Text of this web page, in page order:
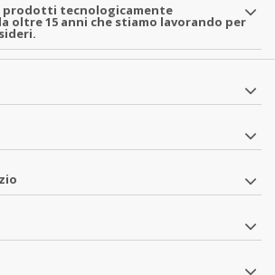
prodotti tecnologicamente
oltre 15 anni che stiamo lavorando per